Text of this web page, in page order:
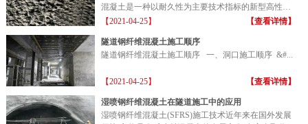
混凝土是一种以耐久性为主要技术指标的新型高性能
混凝土...
【2021-04-25】 【查看详情】
隧道钢纤维混凝土施工顺序
隧道钢纤维混凝土施工顺序 一、洞口施工顺序 &#...
【2021-04-25】 【查看详情】
湿喷钢纤维混凝土在隧道施工中的应用
湿喷钢纤维混凝土(SFRS)施工技术近年来在国外发展